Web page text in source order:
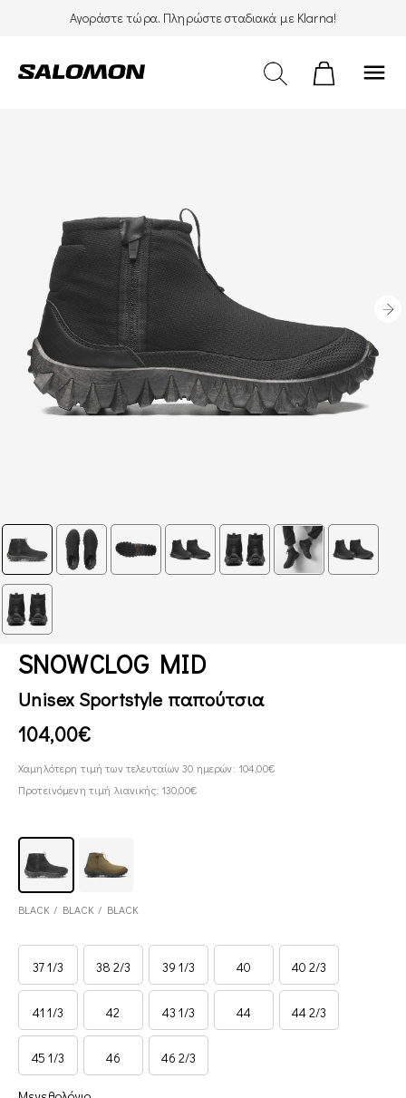
Αγοράστε τώρα. Πληρώστε σταδιακά με Klarna!
menu
SNOWCLOG MID
Unisex Sportstyle παπούτσια
104,00€
Χαμηλότερη τιμή των τελευταίων 30 ημερών: 104,00€
Προτεινόμενη τιμή λιανικής: 130,00€
BLACK / BLACK / BLACK
37 1/3 38 2/3 39 1/3 40 40 2/3
41 1/3 42 43 1/3 44 44 2/3
45 1/3 46 46 2/3